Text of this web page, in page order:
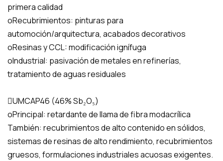
primera calidad
oRecubrimientos: pinturas para
automoción/arquitectura, acabados decorativos
oResinas y CCL: modificación ignífuga
oIndustrial: pasivación de metales en refinerías,
tratamiento de aguas residuales
UMCAP46 (46% Sb₂O₅)
oPrincipal: retardante de llama de fibra modacrílica
También: recubrimientos de alto contenido en sólidos,
sistemas de resinas de alto rendimiento, recubrimientos
gruesos, formulaciones industriales acuosas exigentes.